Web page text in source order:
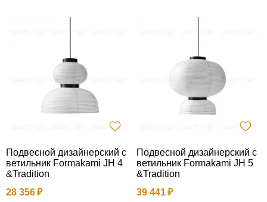
Подвесной дизайнерский с
ветильник Formakami JH 4
&Tradition
28 356
Подвесной дизайнерский с
ветильник Formakami JH 5
&Tradition
39 441